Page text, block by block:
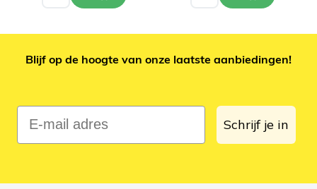
Blijf op de hoogte van onze laatste aanbiedingen!
E-mail adres
Schrijf je in